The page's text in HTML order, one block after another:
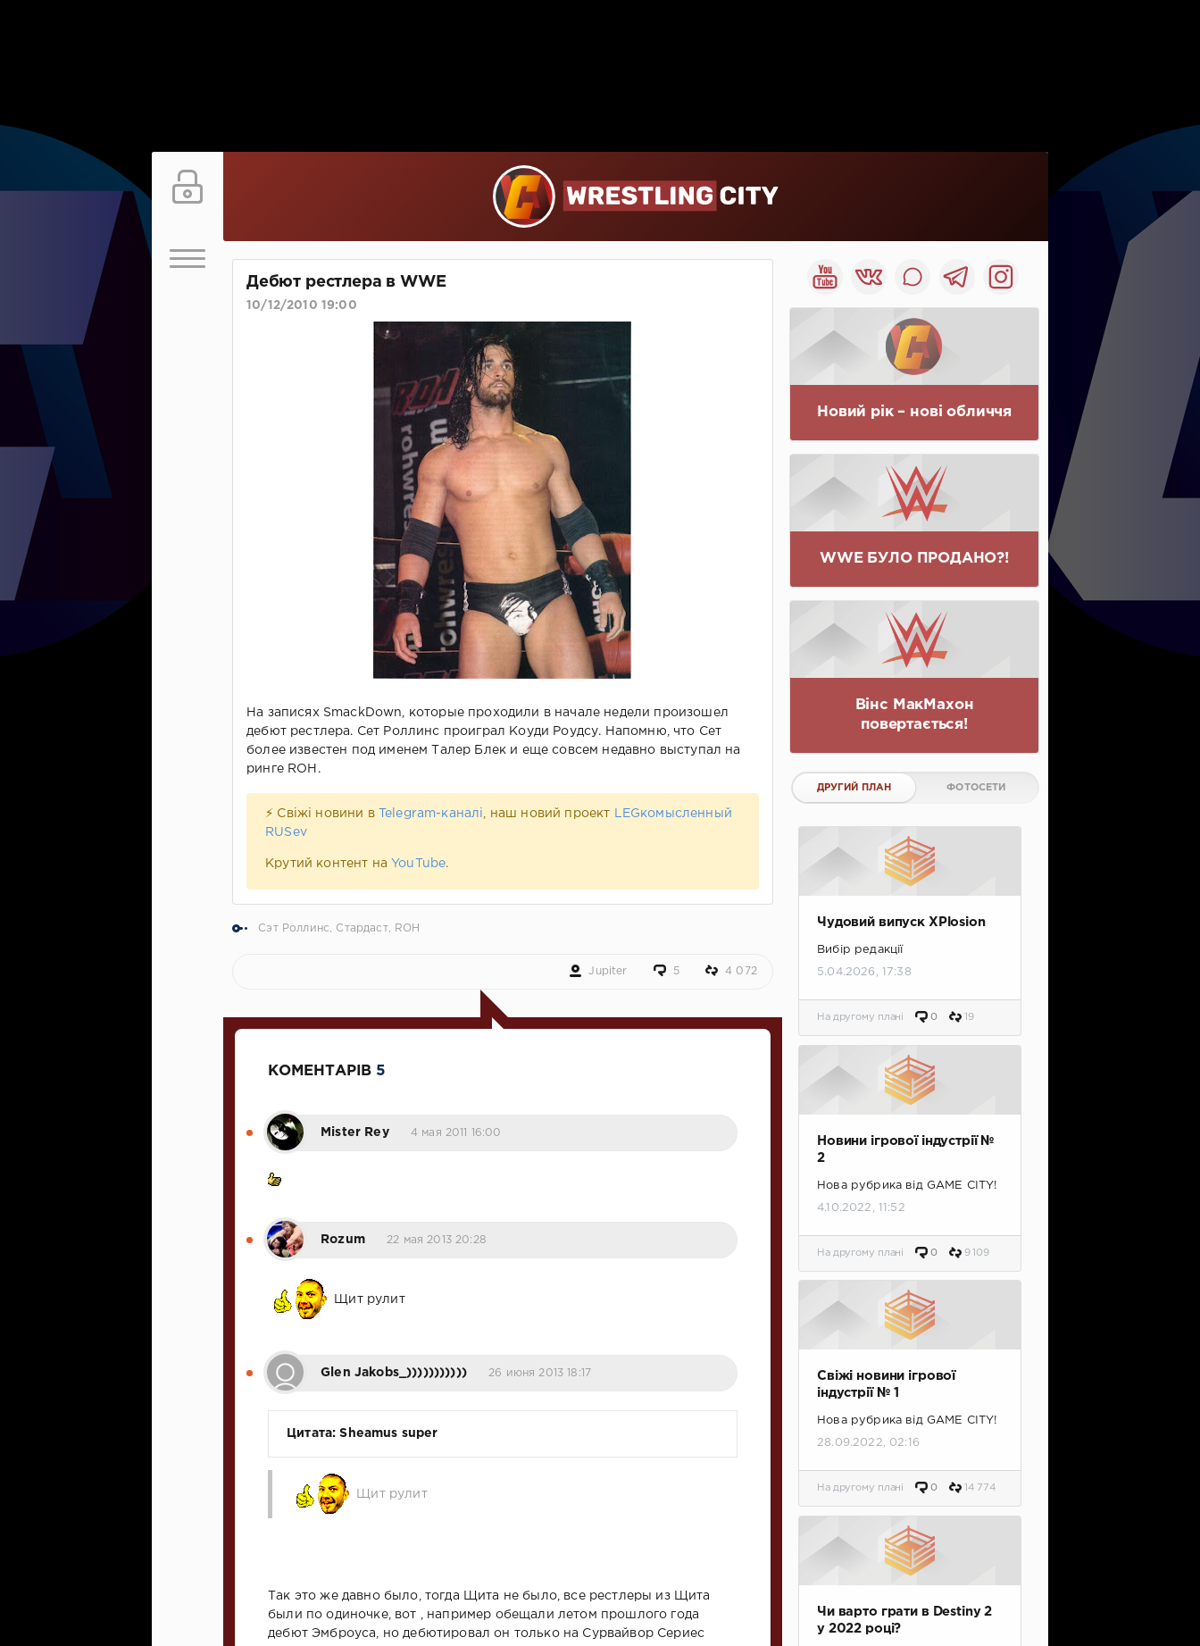
Дебют рестлера в WWE
10/12/2010 19:00
На записях SmackDown, которые проходили в начале недели произошел
дебют рестлера. Сет Роллинс проиграл Коуди Роудсу. Напомню, что Сет
более известен под именем Талер Блек и еще совсем недавно выступал на
ринге ROH.
⚡ Свіжі новини в Telegram-каналі , наш новий проект
LEGкомысленный
RUSev
Крутий контент на YouTube.
Сэт Роллинс, Стардаст, ROH
Jupiter 5 4 072
КОМЕНТАРІВ 5
Mister Rey 4 мая 2011 16:00
Rozum 22 мая 2013 20:28
Щит рулит
Glen Jakobs_))))))))))) 26 июня 2013 18:17
Цитата: Sheamus super
Щит рулит
Так это же давно было, тогда Щита не было, все рестлеры из Щита
были по одиночке, вот , например обещали летом прошлого года
дебют Эмброуса, но дебютировал он только на Сурвайвор Сериес
Новий рік – нові обличчя
WWE БУЛО ПРОДАНО?!
Вінс МакМахон
повертається!
ДРУГИЙ ПЛАН ФОТОСЕТИ
Чудовий випуск XPlosion
Вибір редакції
5.04.2026, 17:38
На другому плані 0 19
Новини ігрової індустрії №
2
Нова рубрика від GAME CITY!
4.10.2022, 11:52
На другому плані 0 9 109
Свіжі новини ігрової
індустрії № 1
Нова рубрика від GAME CITY!
28.09.2022, 02:16
На другому плані 0 14 774
Чи варто грати в Destiny 2
у 2022 році?